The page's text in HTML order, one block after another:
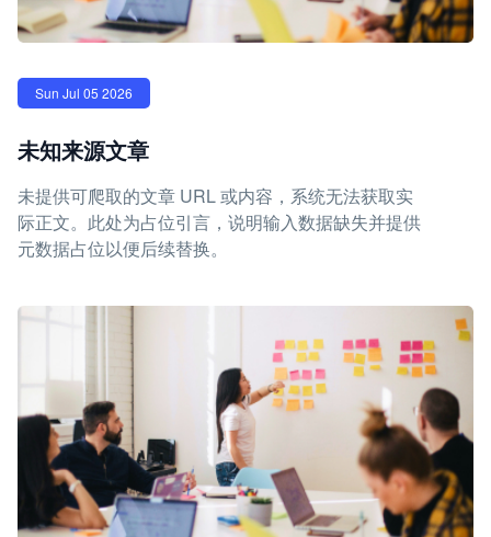
Sun Jul 05 2026
未知来源文章
未提供可爬取的文章 URL 或内容，系统无法获取实
际正文。此处为占位引言，说明输入数据缺失并提供
元数据占位以便后续替换。